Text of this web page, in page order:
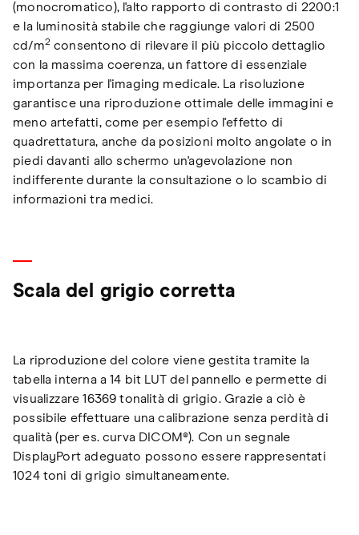
(monocromatico), l'alto rapporto di contrasto di 2200:1
e la luminosità stabile che raggiunge valori di 2500
cd/m2consentono di rilevare il più piccolo dettaglio
con la massima coerenza, un fattore di essenziale
importanza per l'imaging medicale. La risoluzione
garantisce una riproduzione ottimale delle immagini e
meno artefatti, come per esempio l'effetto di
quadrettatura, anche da posizioni molto angolate o in
piedi davanti allo schermo un'agevolazione non
indifferente durante la consultazione o lo scambio di
informazioni tra medici.
Scala del grigio corretta
La riproduzione del colore viene gestita tramite la
tabella interna a 14 bit LUT del pannello e permette di
visualizzare 16369 tonalità di grigio. Grazie a ciò è
possibile effettuare una calibrazione senza perdità di
qualità (per es. curva DICOM®). Con un segnale
DisplayPort adeguato possono essere rappresentati
1024 toni di grigio simultaneamente.